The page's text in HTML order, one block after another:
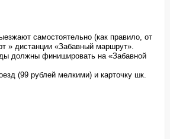
самостоятельно (как правило, от
» дистанции «Забавный маршрут».
должны финишировать на «Забавной
(99 рублей мелкими) и карточку шк.